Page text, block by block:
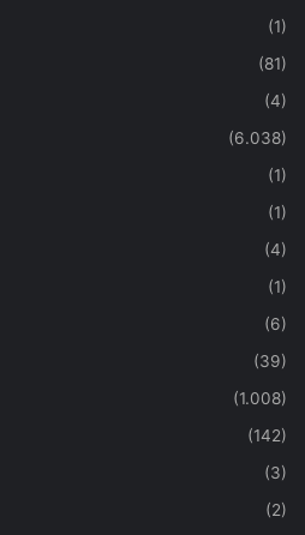
(1)
(81)
(4)
(6.038)
(1)
(1)
(4)
(1)
(6)
(39)
(1.008)
(142)
(3)
(2)